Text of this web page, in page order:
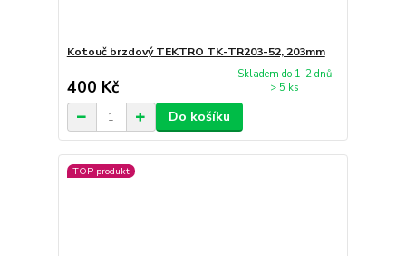
Kotouč brzdový TEKTRO TK-TR203-52, 203mm
400 Kč
Skladem do 1-2 dnů
> 5 ks
Do košíku
TOP produkt